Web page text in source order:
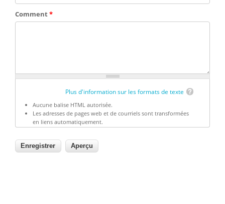
Comment*
Plus d'information sur les formats de texte
Aucune balise HTML autorisée.
Les adresses de pages web et de courriels sont transformées
en liens automatiquement.